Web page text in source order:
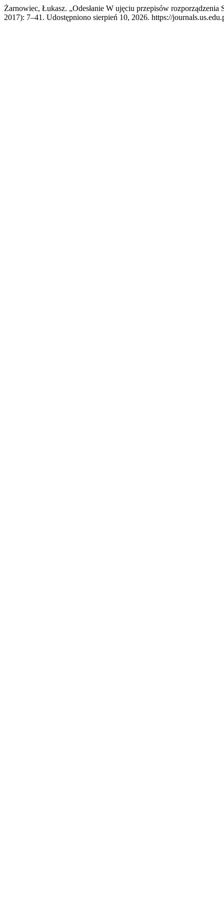
Żarnowiec, Łukasz. „Odesłanie W ujęciu przepisów rozporządzenia
2017): 7–41. Udostępniono sierpień 10, 2026. https://